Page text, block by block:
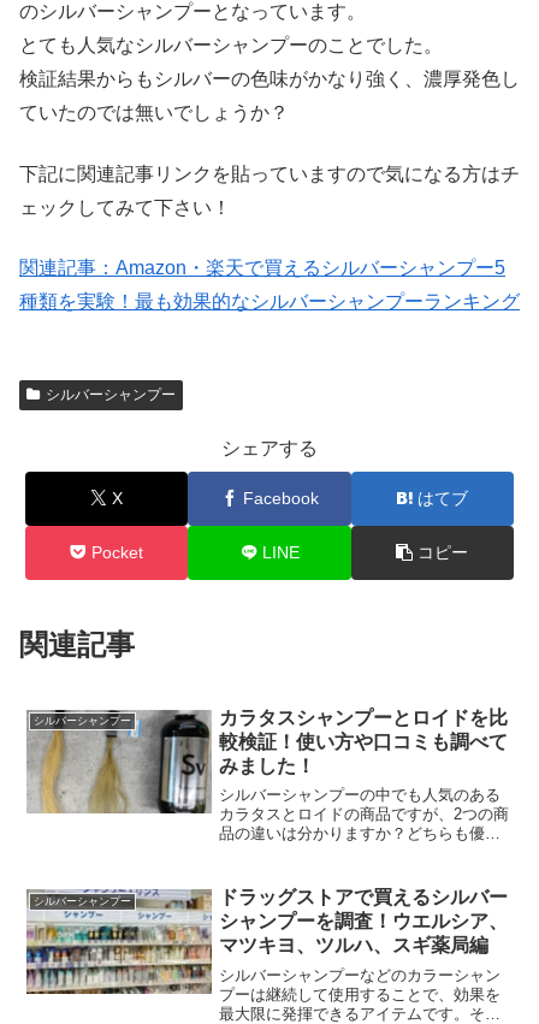
のシルバーシャンプーとなっています。
とても人気なシルバーシャンプーのことでした。
検証結果からもシルバーの色味がかなり強く、濃厚発色し
ていたのでは無いでしょうか？
下記に関連記事リンクを貼っていますので気になる方はチ
ェックしてみて下さい！
関連記事：Amazon・楽天で買えるシルバーシャンプー5
種類を実験！最も効果的なシルバーシャンプーランキング
シルバーシャンプー
シェアする
X Facebook はてブ
Pocket LINE コピー
関連記事
シルバーシャンプー
カラタスシャンプーとロイドを比
較検証！使い方や口コミも調べて
みました！
シルバーシャンプーの中でも人気のある
カラタスとロイドの商品ですが、2つの商
品の違いは分かりますか？どちらも優秀
とロイドのシルバーシャンプーの比較検
証や口コミと一緒に、効...
シルバーシャンプー
ドラッグストアで買えるシルバー
シャンプーを調査！ウエルシア、
マツキヨ、ツルハ、スギ薬局編
シルバーシャンプーなどのカラーシャン
プーは継続して使用することで、効果を
最大限に発揮できるアイテムです。その